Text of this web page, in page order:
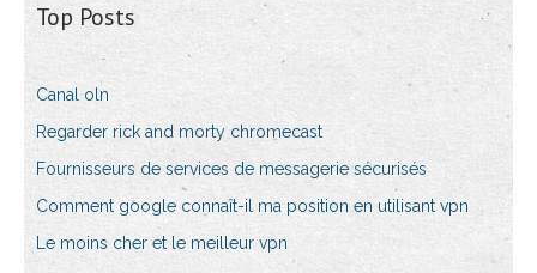
Top Posts
Canal oln
Regarder rick and morty chromecast
Fournisseurs de services de messagerie sécurisés
Comment google connaît-il ma position en utilisant vpn
Le moins cher et le meilleur vpn